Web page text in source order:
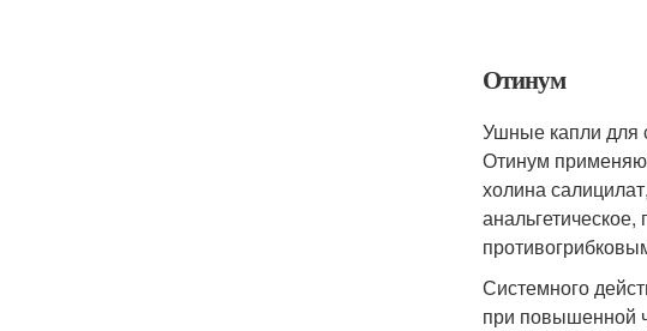
Отинум
Ушные капли для
Отинум
холина
Системного
при повышенной